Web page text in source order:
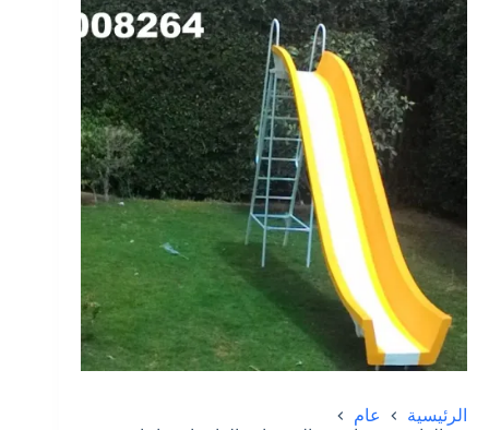
الرئيسية
عام